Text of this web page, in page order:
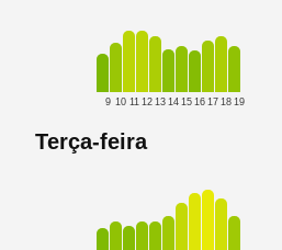
9 10 11 12 13 14 15 16 17 18 19
Terça-feira